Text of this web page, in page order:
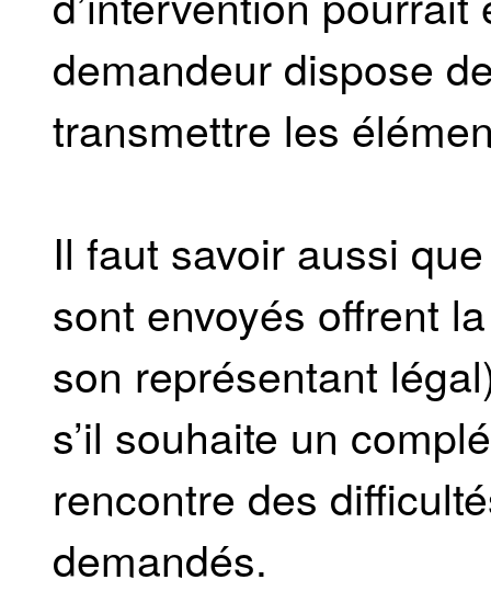
demandeur dispose
transmettre les
Il faut savoir aussi
sont envoyés offrent
son représentant
s’il souhaite un
rencontre des
demandés.